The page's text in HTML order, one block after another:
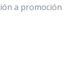
a promoción